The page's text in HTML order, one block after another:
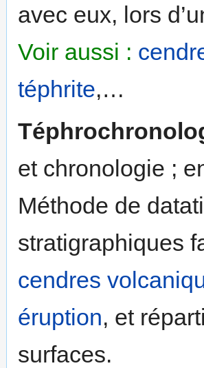
avec eux, lors
Voir aussi :
téphrite,…
et chronologie ;
Méthode de
stratigraphiques
cendres
éruption, et
surfaces.